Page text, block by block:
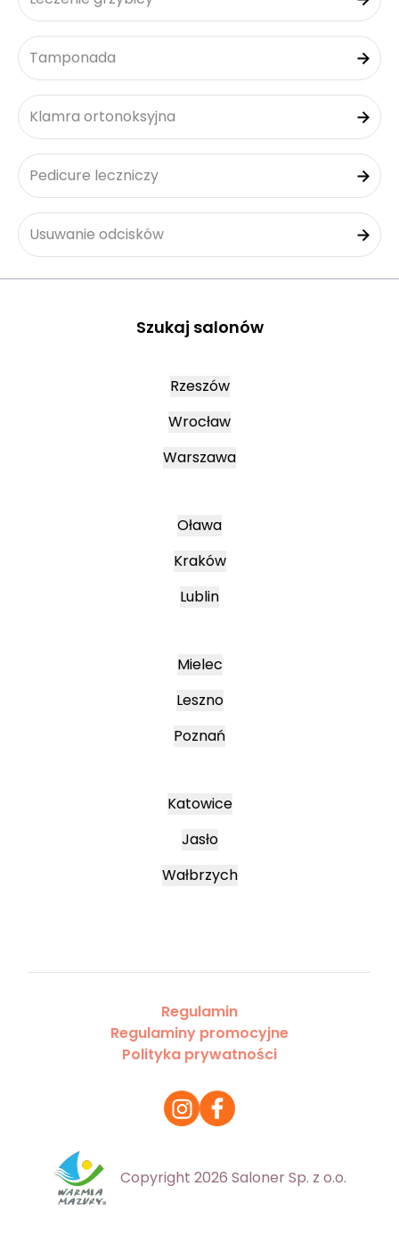
Tamponada
Klamra ortonoksyjna
Pedicure leczniczy
Usuwanie odcisków
Szukaj salonów
Rzeszów
Wrocław
Warszawa
Oława
Kraków
Lublin
Mielec
Leszno
Poznań
Katowice
Jasło
Wałbrzych
Regulamin
Regulaminy promocyjne
Polityka prywatności
Copyright 2026 Saloner Sp. z o.o.